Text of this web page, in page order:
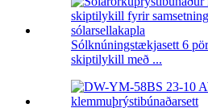
Sólknúningstækjasett 6
skiptilykill með ...